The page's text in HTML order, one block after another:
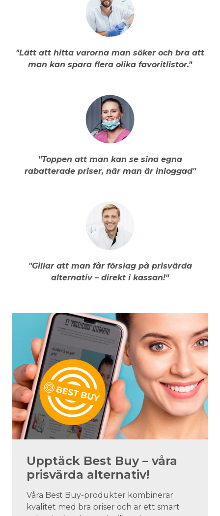
"Lätt att hitta varorna man söker och bra att
man kan spara flera olika favoritlistor."
"Toppen att man kan se sina egna
rabatterade priser, när man är inloggad"
"Gillar att man får förslag på prisvärda
alternativ – direkt i kassan!"
Upptäck Best Buy – våra
prisvärda alternativ!
Våra Best Buy-produkter kombinerar
kvalitet med bra priser och är ett smart